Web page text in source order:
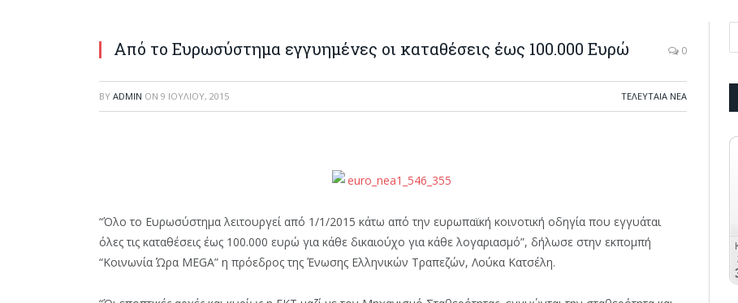
Από το Ευρωσύστημα εγγυημένες οι καταθέσεις έως 100.000 Ευρώ 0
BY ADMIN ON 9 ΙΟΥΛΊΟΥ, 2015 ΤΕΛΕΥΤΑΙΑ ΝΕΑ
“Όλο το Ευρωσύστημα λειτουργεί από 1/1/2015 κάτω από την ευρωπαϊκή κοινοτική οδηγία που εγγυάται
όλες τις καταθέσεις έως 100.000 ευρώ για κάθε δικαιούχο για κάθε λογαριασμό”, δήλωσε στην εκπομπή
“Κοινωνία Ώρα MEGA” η πρόεδρος της Ένωσης Ελληνικών Τραπεζών, Λούκα Κατσέλη.